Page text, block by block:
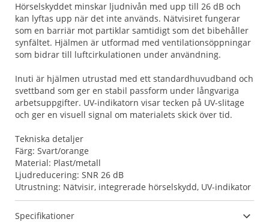
Hörselskyddet minskar ljudnivån med upp till 26 dB och
kan lyftas upp när det inte används. Nätvisiret fungerar
som en barriär mot partiklar samtidigt som det bibehåller
synfältet. Hjälmen är utformad med ventilationsöppningar
som bidrar till luftcirkulationen under användning.
Inuti är hjälmen utrustad med ett standardhuvudband och
svettband som ger en stabil passform under långvariga
arbetsuppgifter. UV-indikatorn visar tecken på UV-slitage
och ger en visuell signal om materialets skick över tid.
Tekniska detaljer
Färg: Svart/orange
Material: Plast/metall
Ljudreducering: SNR 26 dB
Utrustning: Nätvisir, integrerade hörselskydd, UV-indikator
Specifikationer